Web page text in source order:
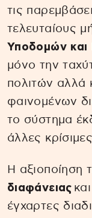
τις
τελευταίους
Υποδομών
μόνο την
πολιτών αλλά
φαινομένων
το σύστημα
άλλες
Η αξιοποίηση
διαφάνειας
έγχαρτες